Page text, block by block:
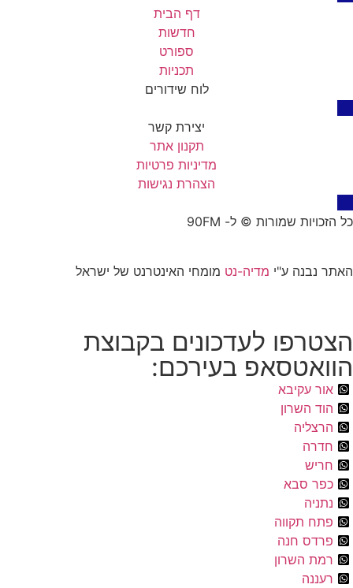
דף הבית
חדשות
ספורט
תכניות
לוח שידורים
יצירת קשר
תקנון אתר
מדיניות פרטיות
הצהרת נגישות
כל הזכויות שמורות © ל- 90FM
האתר נבנה ע"י מדיה-נט מומחי האינטרנט של ישראל
הצטרפו לעדכונים בקבוצת
הוואטסאפ בעירכם:
אור עקיבא
הוד השרון
הרצליה
חדרה
חריש
כפר סבא
נתניה
פתח תקווה
פרדס חנה
רמת השרון
רעננה